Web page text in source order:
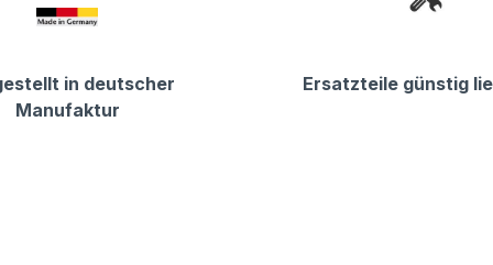
in deutscher
Manufaktur
Ersatzteile günstig